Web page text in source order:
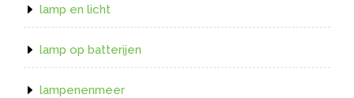
lamp en licht
lamp op batterijen
lampenenmeer